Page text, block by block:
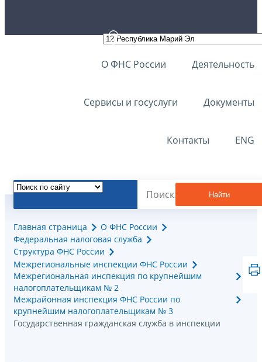
О ФНС России Деятельность
Сервисы и госуслуги Документы
Контакты ENG
Найти
Главная страница
О ФНС России
Федеральная налоговая служба
Структура ФНС России
Межрегиональные инспекции ФНС России
Межрегиональная инспекция по крупнейшим
налогоплательщикам № 2
Межрайонная инспекция ФНС России по
крупнейшим налогоплательщикам № 3
Государственная гражданская служба в инспекции